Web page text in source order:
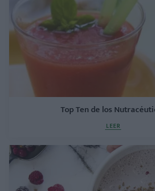
Top Ten de los
LEER